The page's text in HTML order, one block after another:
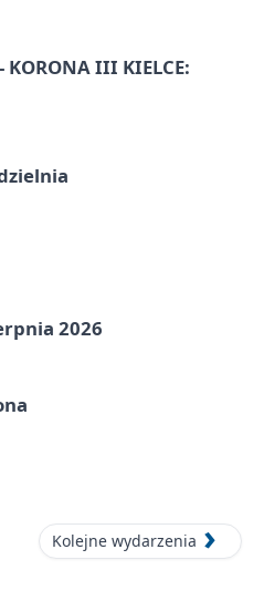
KORONA III KIELCE:
2026
Kolejne wydarzenia